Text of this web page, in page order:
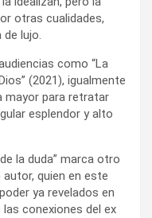
otras cualidades,
lujo.
como “La
(2021), igualmente
para retratar
esplendor y alto
la duda” marca otro
quien en este
ya revelados en
las conexiones del ex